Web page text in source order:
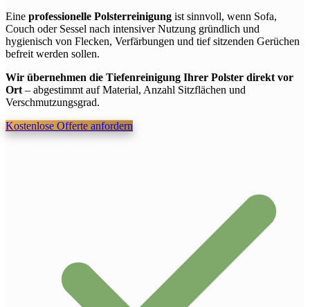
Eine professionelle Polsterreinigung ist sinnvoll, wenn Sofa,
Couch oder Sessel nach intensiver Nutzung gründlich und
hygienisch von Flecken, Verfärbungen und tief sitzenden Gerüchen
befreit werden sollen.
Wir übernehmen die Tiefenreinigung Ihrer Polster direkt vor
Ort– abgestimmt auf Material, Anzahl Sitzflächen und
Verschmutzungsgrad.
Kostenlose Offerte anfordern